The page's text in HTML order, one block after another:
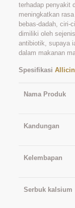
terhadap penyakit
meningkatkan
bebas-dadah, ciri-
dimiliki oleh
antibiotik, supaya
dalam makanan
Spesifikasi
Nama Produk
Kandungan
Kelembapan
Serbuk kalsium